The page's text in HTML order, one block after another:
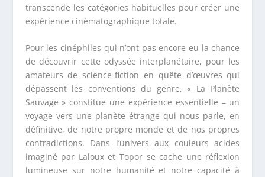
transcende les catégories habituelles pour créer une
expérience cinématographique totale.
Pour les cinéphiles qui n’ont pas encore eu la chance
de découvrir cette odyssée interplanétaire, pour les
amateurs de science-fiction en quête d’œuvres qui
dépassent les conventions du genre, « La Planète
Sauvage » constitue une expérience essentielle – un
voyage vers une planète étrange qui nous parle, en
définitive, de notre propre monde et de nos propres
contradictions. Dans l’univers aux couleurs acides
imaginé par Laloux et Topor se cache une réflexion
lumineuse sur notre humanité et notre capacité à